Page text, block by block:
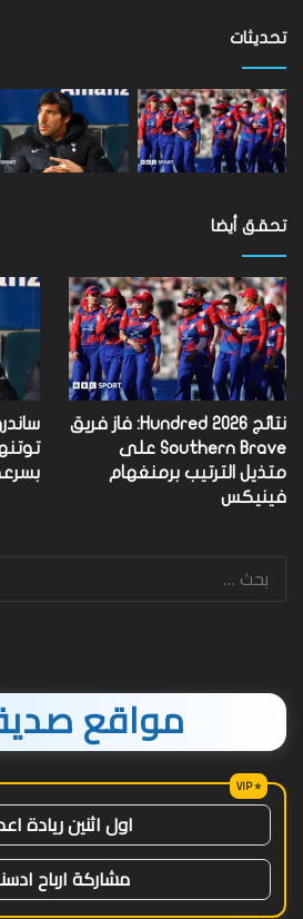
مستوى
العالم
تحديثات
تحقق أيضا
نتائج Hundred 2026: فاز فريق
Southern Brave على
متذيل الترتيب برمنغهام
فينيكس
مواقع
اول اثنين ريادة
مشاركة ارباح